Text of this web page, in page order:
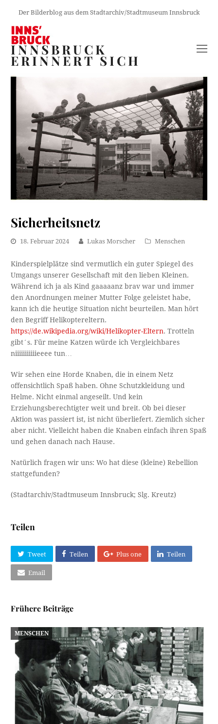
Der Bilderblog aus dem Stadtarchiv/Stadtmuseum Innsbruck
INNSBRUCK
ERINNERT SICH
Sicherheitsnetz
18. Februar 2024 Lukas Morscher Menschen
Kinderspielplätze sind vermutlich ein guter Spiegel des
Umgangs unserer Gesellschaft mit den lieben Kleinen.
Während ich ja als Kind gaaaaanz brav war und immer
den Anordnungen meiner Mutter Folge geleistet habe,
kann ich die heutige Situation nicht beurteilen. Man hört
den Begriff Helikoptereltern.
https://de.wikipedia.org/wiki/Helikopter-Eltern. Trotteln
gibt´s. Für meine Katzen würde ich Vergleichbares
niiiiiiiiiiieeee tun…
Wir sehen eine Horde Knaben, die in einem Netz
offensichtlich Spaß haben. Ohne Schutzkleidung und
Helme. Nicht einmal angeseilt. Und kein
Erziehungsberechtigter weit und breit. Ob bei dieser
Aktion was passiert ist, ist nicht überliefert. Ziemlich sicher
aber nicht. Vielleicht haben die Knaben einfach ihren Spaß
und gehen danach nach Hause.
Natürlich fragen wir uns: Wo hat diese (kleine) Rebellion
stattgefunden?
(Stadtarchiv/Stadtmuseum Innsbruck; Slg. Kreutz)
Teilen
Tweet Teilen Plus one Teilen
Email
Frühere Beiträge
MENSCHEN